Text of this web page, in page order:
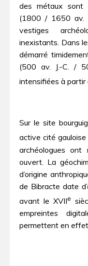
des métaux sont
(1800 / 1650 av.
vestiges
inexistants. Dans
démarré
(500 av. J.-C. /
intensifiées à partir
Sur le site
active cité
archéologues
ouvert. La
d’origine
de Bibracte date
avant le XVIIe
empreintes
permettent en effet